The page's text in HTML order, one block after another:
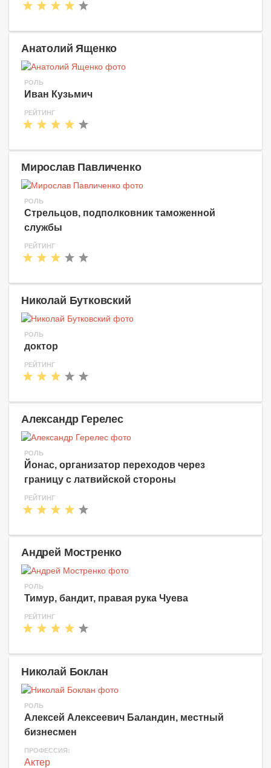
Анатолий Ященко
РОЛЬ
Иван Кузьмич
РЕЙТИНГ
Мирослав Павличенко
РОЛЬ
Стрельцов, подполковник таможенной
службы
РЕЙТИНГ
Николай Бутковский
РОЛЬ
доктор
РЕЙТИНГ
Александр Герелес
РОЛЬ
Йонас, организатор переходов через
границу с латвийской стороны
РЕЙТИНГ
Андрей Мостренко
РОЛЬ
Тимур, бандит, правая рука Чуева
РЕЙТИНГ
Николай Боклан
РОЛЬ
Алексей Алексеевич Баландин, местный
бизнесмен
ПРОФЕССИЯ:
Актер